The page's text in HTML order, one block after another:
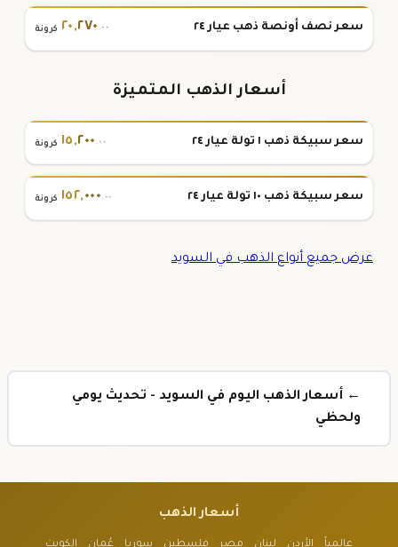
سعر نصف أونصة ذهب عيار ٢٤ ٢٠,٢٧٠ .٠٠ كرونة
أسعار الذهب المتميزة
سعر سبيكة ذهب ١ تولة عيار ٢٤ ١٥,٢٠٠ .٠٠ كرونة
سعر سبيكة ذهب ١٠ تولة عيار ٢٤ ١٥٢,٠٠٠.٠٠ كرونة
عرض جميع أنواع الذهب في السويد
← أسعار الذهب اليوم في السويد - تحديث يومي
ولحظي
أسعار الذهب